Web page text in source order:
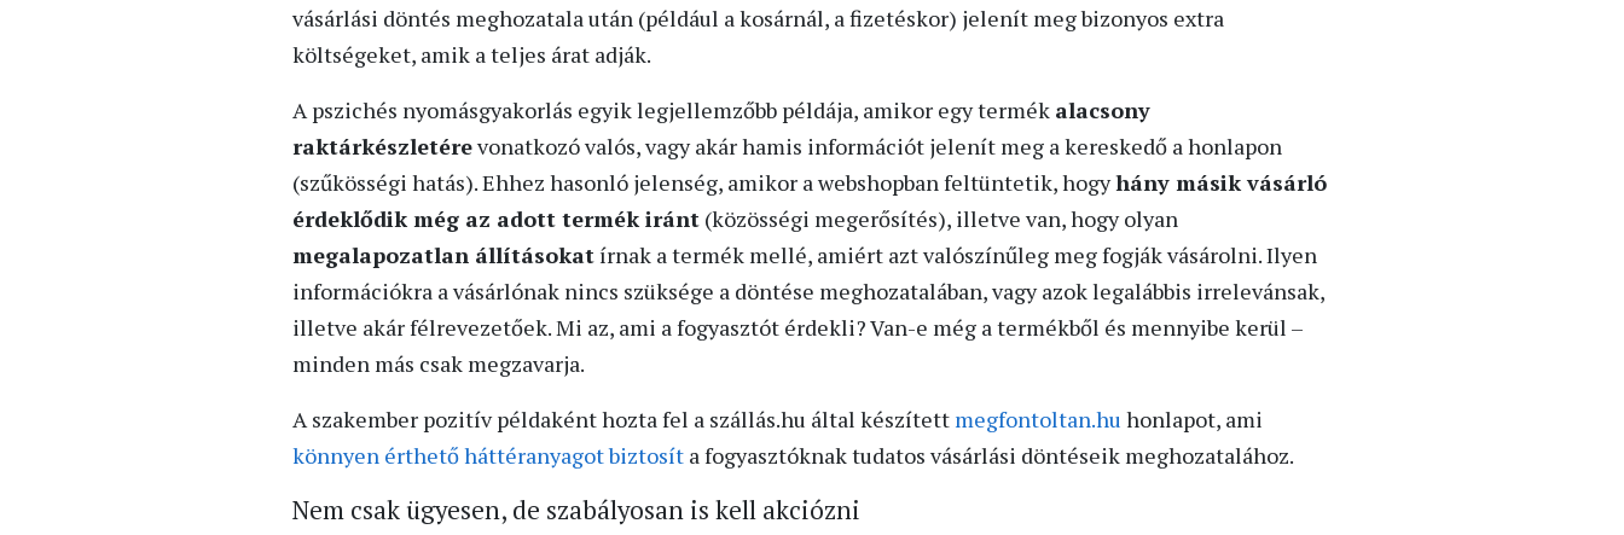
vásárlási döntés meghozatala után (például a kosárnál, a fizetéskor) jelenít meg bizonyos extra
költségeket, amik a teljes árat adják.
A pszichés nyomásgyakorlás egyik legjellemzőbb példája, amikor egy termék alacsony
raktárkészletérevonatkozó valós, vagy akár hamis információt jelenít meg a kereskedő a honlapon
(szűkösségi hatás). Ehhez hasonló jelenség, amikor a webshopban feltüntetik, hogyhány másik vásárló
érdeklődik még az adott termék iránt (közösségi megerősítés), illetve van, hogy olyan
megalapozatlan állításokat írnak a termék mellé, amiért azt valószínűleg meg fogják vásárolni. Ilyen
információkra a vásárlónak nincs szüksége a döntése meghozatalában, vagy azok legalábbis irrelevánsak,
illetve akár félrevezetőek. Mi az, ami a fogyasztót érdekli? Van-e még a termékből és mennyibe kerül –
minden más csak megzavarja.
A szakember pozitív példaként hozta fel a szállás.hu által készített megfontoltan.hu honlapot, ami
könnyen érthető háttéranyagot biztosít a fogyasztóknak tudatos vásárlási döntéseik meghozatalához.
Nem csak ügyesen, de szabályosan is kell akciózni